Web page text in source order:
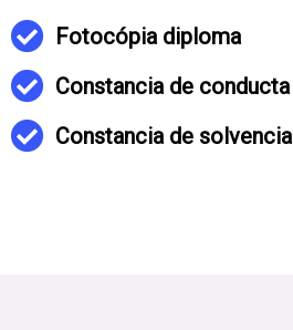
Fotocópia diploma
Constancia de conducta
Constancia de solvencia